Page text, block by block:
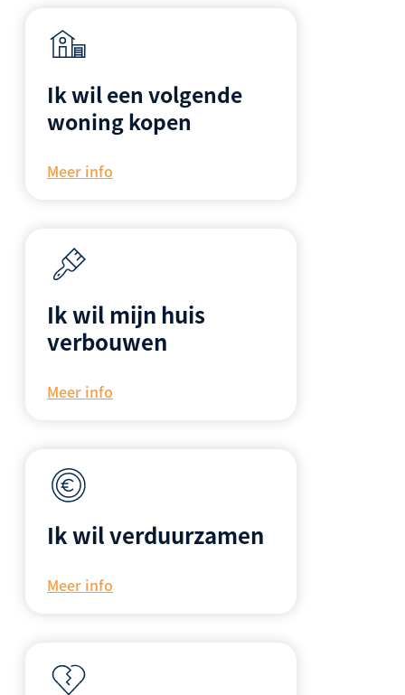
Ik wil een volgende
woning kopen
Meer info
Ik wil mijn huis
verbouwen
Meer info
Ik wil verduurzamen
Meer info